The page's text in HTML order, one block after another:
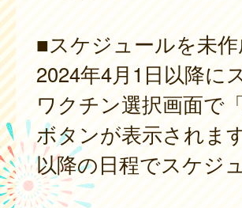
■スケジュールを未
2024年4月1日以降に
ワクチン選択画面で
ボタンが表示されま
以降の日程でスケジ